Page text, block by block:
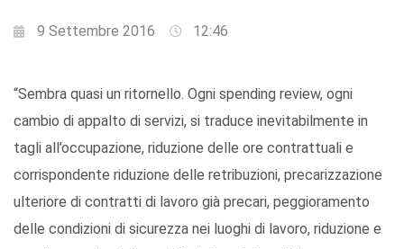
9 Settembre 2016 12:46
“Sembra quasi un ritornello. Ogni spending review, ogni
cambio di appalto di servizi, si traduce inevitabilmente in
tagli all’occupazione, riduzione delle ore contrattuali e
corrispondente riduzione delle retribuzioni, precarizzazione
ulteriore di contratti di lavoro già precari, peggioramento
delle condizioni di sicurezza nei luoghi di lavoro, riduzione e